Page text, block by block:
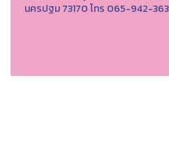
นครปฐม 73170 โทร 065-942-